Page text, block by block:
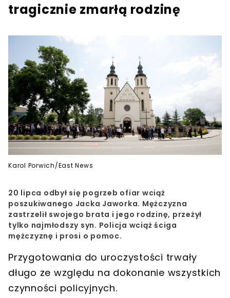
tragicznie zmarłą rodzinę
Karol Porwich/East News
20 lipca odbył się pogrzeb ofiar wciąż
poszukiwanego Jacka Jaworka. Mężczyzna
zastrzelił swojego brata i jego rodzinę, przeżył
tylko najmłodszy syn. Policja wciąż ściga
mężczyznę i prosi o pomoc.
Przygotowania do uroczystości trwały
długo ze względu na dokonanie wszystkich
czynności policyjnych.